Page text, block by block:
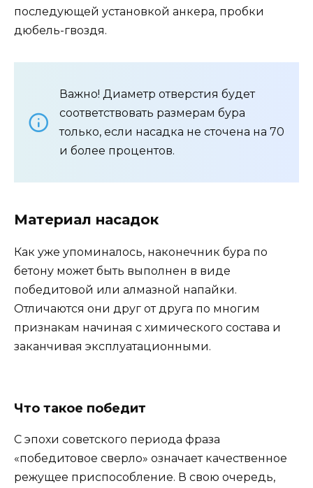
последующей установкой анкера, пробки
дюбель-гвоздя.
Важно! Диаметр отверстия будет
соответствовать размерам бура
только, если насадка не сточена на 70
и более процентов.
Материал насадок
Как уже упоминалось, наконечник бура по
бетону может быть выполнен в виде
победитовой или алмазной напайки.
Отличаются они друг от друга по многим
признакам начиная с химического состава и
заканчивая эксплуатационными.
Что такое победит
С эпохи советского периода фраза
«победитовое сверло» означает качественное
режущее приспособление. В свою очередь,